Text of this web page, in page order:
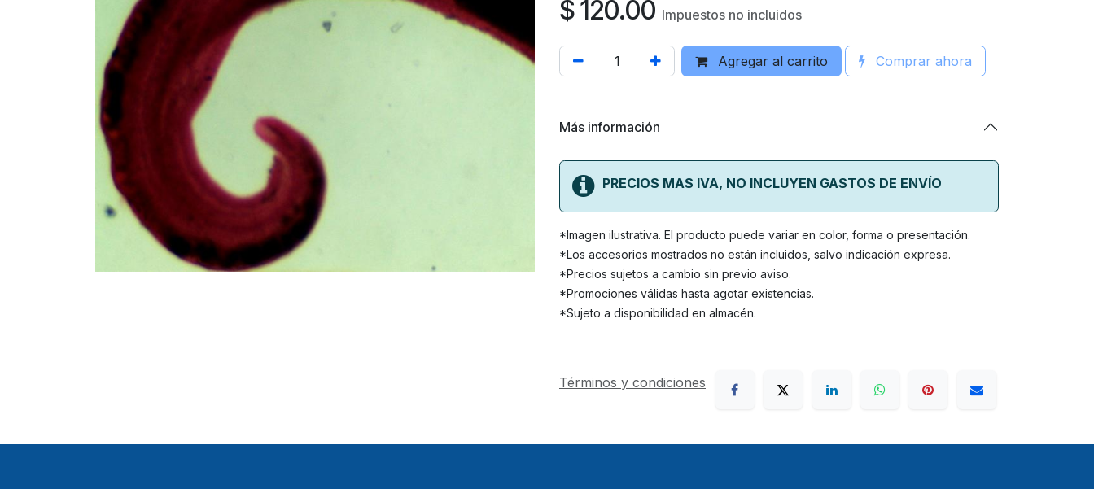
$120.00 Impuestos no incluidos
Agregar al carrito Comprar ahora
Más información
PRECIOS MAS IVA, NO INCLUYEN GASTOS DE ENVÍO
*Imagen ilustrativa. El producto puede variar en color, forma o presentación.
*Los accesorios mostrados no están incluidos, salvo indicación expresa.
*Precios sujetos a cambio sin previo aviso.
*Promociones válidas hasta agotar existencias.
*Sujeto a disponibilidad en almacén.
Términos y condiciones